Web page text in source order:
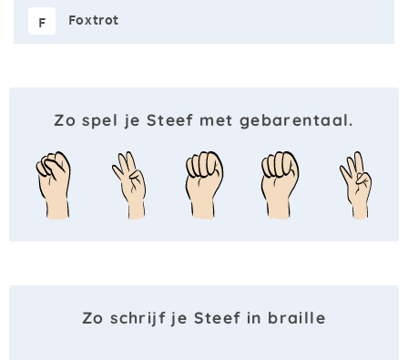
F Foxtrot
Zo spel je Steef met gebarentaal.
Zo schrijf je Steef in braille